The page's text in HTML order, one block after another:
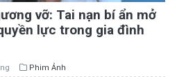
vỡ: Tai nạn bí ẩn mở
lực trong gia đình
Phim Ảnh